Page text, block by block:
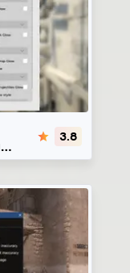
3.8